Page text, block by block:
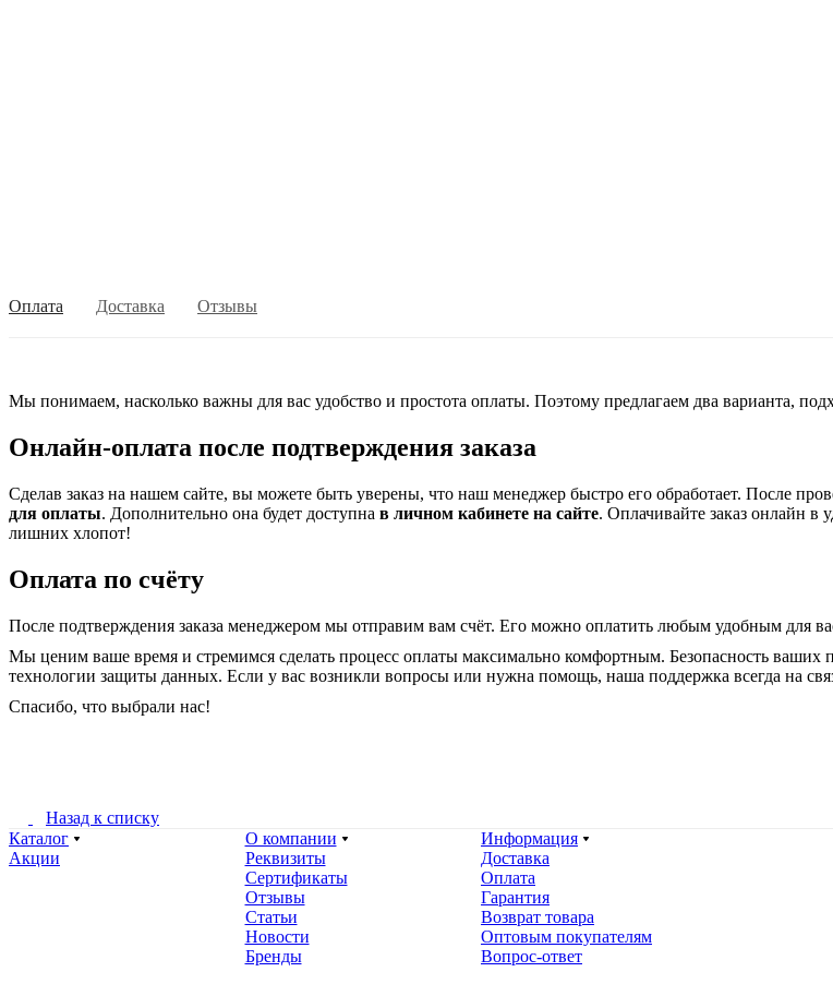
Оплата Доставка Отзывы
Мы понимаем, насколько важны для вас удобство и простота оплаты. Поэтому предлагаем два варианта,
Онлайн-оплата после подтверждения заказа
Сделав заказ на нашем сайте, вы можете быть уверены, что наш менеджер быстро его обработает. После
для оплаты. Дополнительно она будет доступна в личном кабинете на сайте. Оплачивайте заказ онлайн в
лишних хлопот!
Оплата по счёту
После подтверждения заказа менеджером мы отправим вам счёт. Его можно оплатить любым удобным для
Мы ценим ваше время и стремимся сделать процесс оплаты максимально комфортным. Безопасность ваших
технологии защиты данных. Если у вас возникли вопросы или нужна помощь, наша поддержка всегда на
Спасибо, что выбрали нас!
Назад к списку
Каталог
Акции
О компании
Реквизиты
Сертификаты
Отзывы
Статьи
Новости
Бренды
Информация
Доставка
Оплата
Гарантия
Возврат товара
Оптовым покупателям
Вопрос-ответ